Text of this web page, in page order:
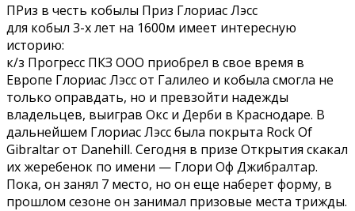
ПРиз в честь кобылы Приз Глориас Лэсс
для кобыл 3-х лет на 1600м имеет интересную
историю:
к/з Прогресс ПКЗ ООО приобрел в свое время в
Европе Глориас Лэсс от Галилео и кобыла смогла не
только оправдать, но и превзойти надежды
владельцев, выиграв Окс и Дерби в Краснодаре. В
дальнейшем Глориас Лэсс была покрыта Rock Of
Gibraltar от Danehill. Сегодня в призе Открытия скакал
их жеребенок по имени — Глори Oф Джибралтар.
Пока, он занял 7 место, но он еще наберет форму, в
прошлом сезоне он занимал призовые места трижды.